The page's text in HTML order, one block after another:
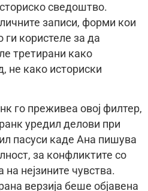
сведоштво.
записи, форми кои
користеле за да
третирани како
не како историски
го преживеа овој филтер,
уредил делови при
пасуси каде Ана пишува
за конфликтите со
нејзините чувства.
верзија беше објавена